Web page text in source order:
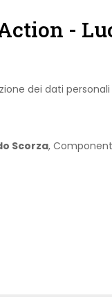
-
dei dati
Scorza,